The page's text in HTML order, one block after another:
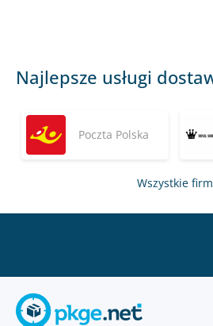
Najlepsze usługi
Poczta Polska
Wszystkie